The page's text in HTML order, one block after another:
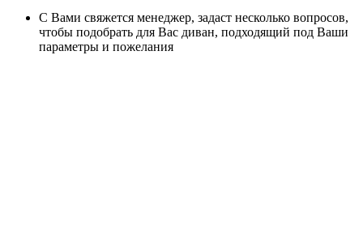
С Вами свяжется менеджер, задаст несколько вопросов,
чтобы подобрать для Вас диван, подходящий под Ваши
параметры и пожелания